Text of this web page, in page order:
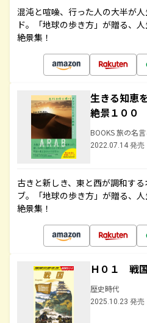
混沌と喧噪、行った人の大半が
ド。「地球の歩き方」が贈る、
絶景集！
生きる知恵
絶景１００
BOOKS 旅の名
2022.07.14 発売
古きと新しき、東と西が調和す
ブ。「地球の歩き方」が贈る、
絶景集！
Ｈ０１ 戦
歴史時代
2025.10.23 発売